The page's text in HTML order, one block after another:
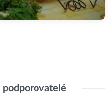
podporovatelé